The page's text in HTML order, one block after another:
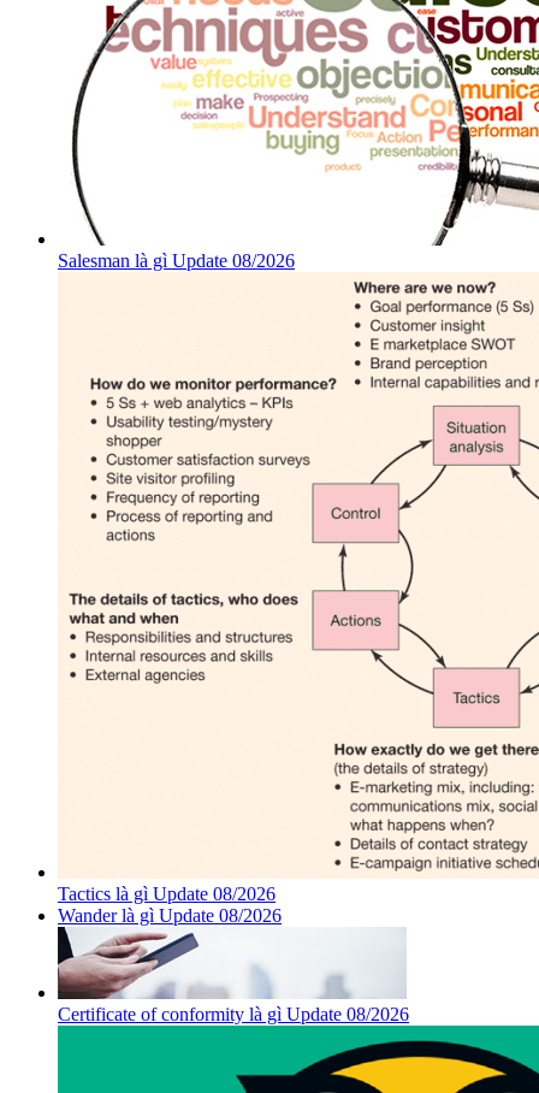
Salesman là gì Update 08/2026
Tactics là gì Update 08/2026
Wander là gì Update 08/2026
Certificate of conformity là gì Update 08/2026